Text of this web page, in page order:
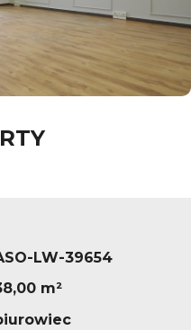
LW-39654
m²